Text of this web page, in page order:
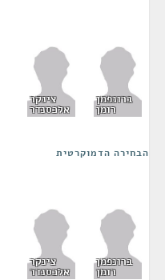
ברונפמן
רומן
צינקר
אלכסנדר
הבחירה הדמוקרטית
ברונפמן
רומן
צינקר
אלכסנדר